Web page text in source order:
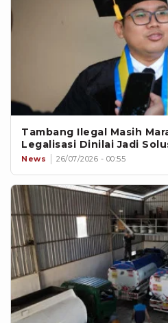
Tambang Ilegal Masih
Legalisasi Dinilai Jadi
News 26/07/2026 - 00:55